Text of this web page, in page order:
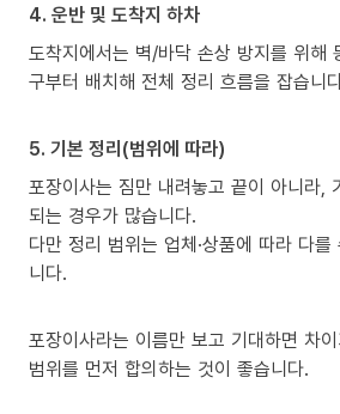
4. 운반 및 도착지 하차
도착지에서는 벽/바닥 손상 방지를 위해
구부터 배치해 전체 정리 흐름을 잡습니
5. 기본 정리(범위에 따라)
포장이사는 짐만 내려놓고 끝이 아니라,
되는 경우가 많습니다.
다만 정리 범위는 업체·상품에 따라 다
니다.
포장이사라는 이름만 보고 기대하면 차
범위를 먼저 합의하는 것이 좋습니다.